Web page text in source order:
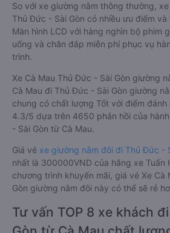
So với xe giường nằm thông thường,
Thủ Đức - Sài Gòn có nhiều ưu điểm
Màn hình LCD với hàng nghìn bộ phim
uống và chăn đắp miễn phí phục vụ
trình.
Xe Cà Mau Thủ Đức - Sài Gòn giường
Cà Mau đi Thủ Đức - Sài Gòn giường
chung có chất lượng Tốt với điểm
4.3/5 dựa trên 4650 phản hồi của
- Sài Gòn từ Cà Mau.
Giá vé xe giường nằm đôi đi Thủ Đức -
nhất là 300000VND của hãng xe Tuấn
chương trình khuyến mãi, giá vé Xe Cà
Gòn giường nằm đôi này có thể sẽ rẻ
Tư vấn TOP 8 xe khách